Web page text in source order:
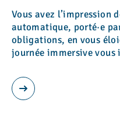
Vous avez l’impression
automatique, porté·e
obligations, en vous
journée immersive vous